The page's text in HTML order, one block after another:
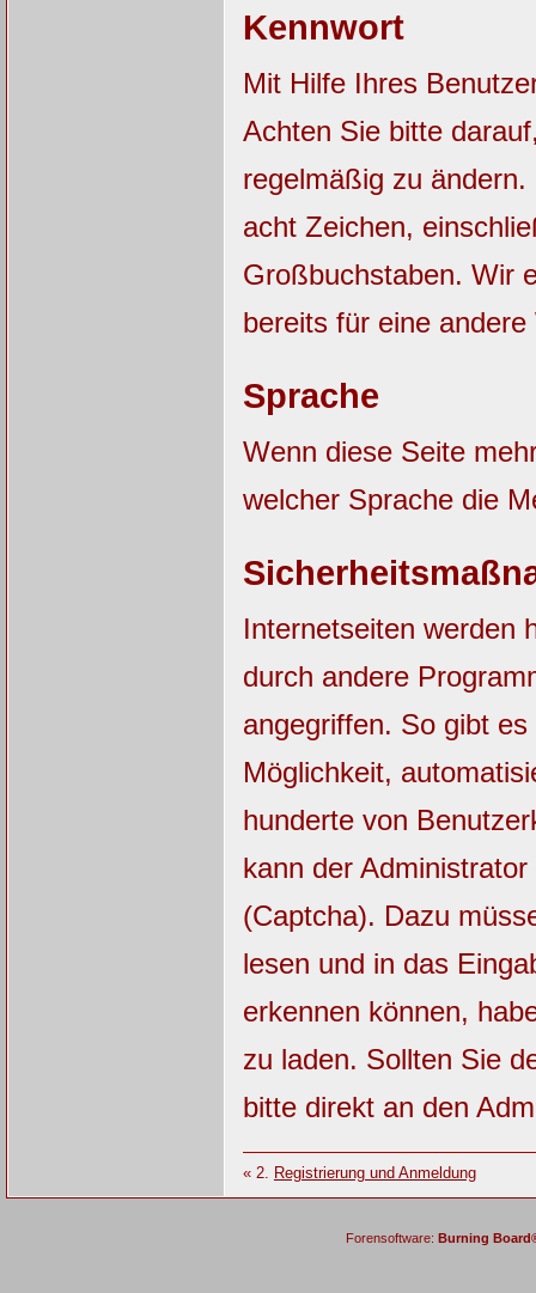
Kennwort
Mit Hilfe Ihres
Achten Sie bitte
regelmäßig zu
acht Zeichen,
Großbuchstaben. Wir
bereits für eine
Sprache
Wenn diese Seite
welcher Sprache die
Internetseiten werden
durch andere
angegriffen. So gibt es
Möglichkeit,
hunderte von
kann der
(Captcha). Dazu
lesen und in das
erkennen können,
zu laden. Sollten Sie
bitte direkt an den
« 2. Registrierung und Anmeldung
Forensoftware: Burning